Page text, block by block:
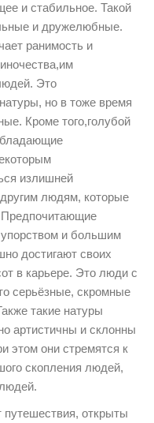
и стабильное. Такой
и дружелюбные.
ранимость и
Это
но в тоже время
Кроме того,голубой
излишней
людям, которые
упорством и большим
достигают своих
в карьере. Это люди с
серьёзные, скромные
такие натуры
артистичны и склонны
этом они стремятся к
скопления людей,
открыты